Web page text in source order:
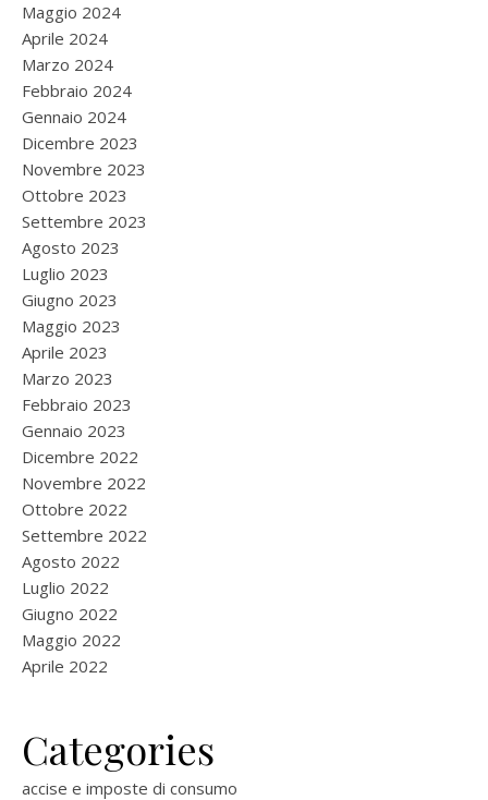
Maggio 2024
Aprile 2024
Marzo 2024
Febbraio 2024
Gennaio 2024
Dicembre 2023
Novembre 2023
Ottobre 2023
Settembre 2023
Agosto 2023
Luglio 2023
Giugno 2023
Maggio 2023
Aprile 2023
Marzo 2023
Febbraio 2023
Gennaio 2023
Dicembre 2022
Novembre 2022
Ottobre 2022
Settembre 2022
Agosto 2022
Luglio 2022
Giugno 2022
Maggio 2022
Aprile 2022
Categories
accise e imposte di consumo